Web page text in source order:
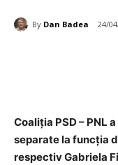
By Dan Badea 24/
Coaliţia PSD – PNL
separate la funcţia
respectiv Gabriela